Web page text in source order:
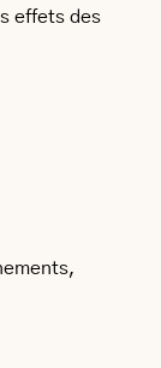
effets des